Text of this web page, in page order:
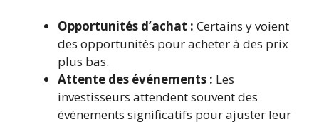
Opportunités d’achat : Certains y voient
des opportunités pour acheter à des prix
plus bas.
Attente des événements : Les
investisseurs attendent souvent des
événements significatifs pour ajuster leur